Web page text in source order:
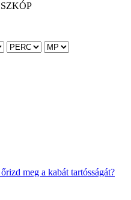
meg a kabát tartósságát?